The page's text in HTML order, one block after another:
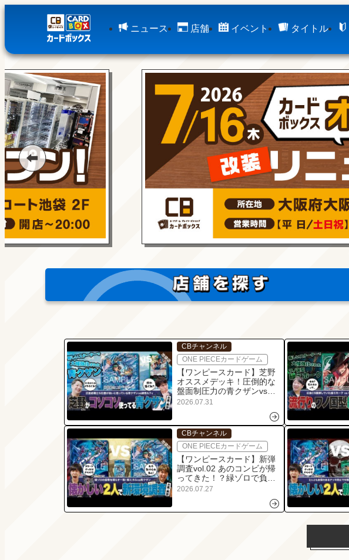
ニュース 店舗 イベント タイトル
CBチャンネル
ONE PIECEカードゲーム
【ワンピースカード】芝野
オススメデッキ！圧倒的な
盤面制圧力の青クザンvs緑
青ルフィの対戦・解説！！
2026.07.31
CBチャンネル
ONE PIECEカードゲーム
【ワンピースカード】新弾
調査vol.02 あのコンビが帰
ってきた！？緑ゾロで負け
た芝野が黙ってられない！
2026.07.27